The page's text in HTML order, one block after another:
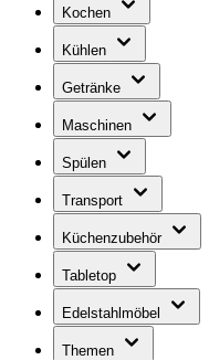
Kochen
Kühlen
Getränke
Maschinen
Spülen
Transport
Küchenzubehör
Tabletop
Edelstahlmöbel
Themen